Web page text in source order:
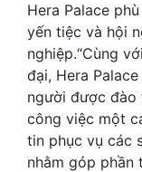
Hera Palace
yến tiệc và hội
nghiệp.“Cùng
đại, Hera
người được đào
công việc một
tin phục vụ các
nhằm góp phần